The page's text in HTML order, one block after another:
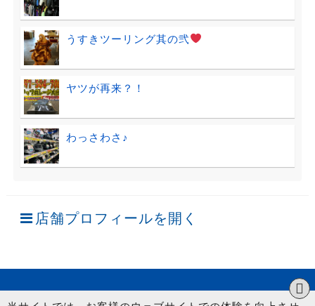
うすきツーリング其の弐
ヤツが再来？！
わっさわさ♪
店舗プロフィールを開く